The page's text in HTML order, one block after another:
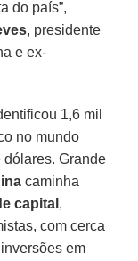
do país”,
, presidente
e ex-
1,6 mil
no mundo
dólares. Grande
caminha
capital ,
com cerca
em